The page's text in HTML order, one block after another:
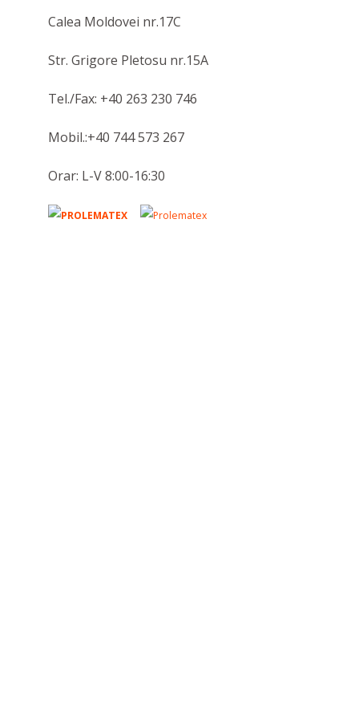
Calea Moldovei nr.17C
Str. Grigore Pletosu nr.15A
Tel./Fax: +40 263 230 746
Mobil.:+40 744 573 267
Orar: L-V 8:00-16:30